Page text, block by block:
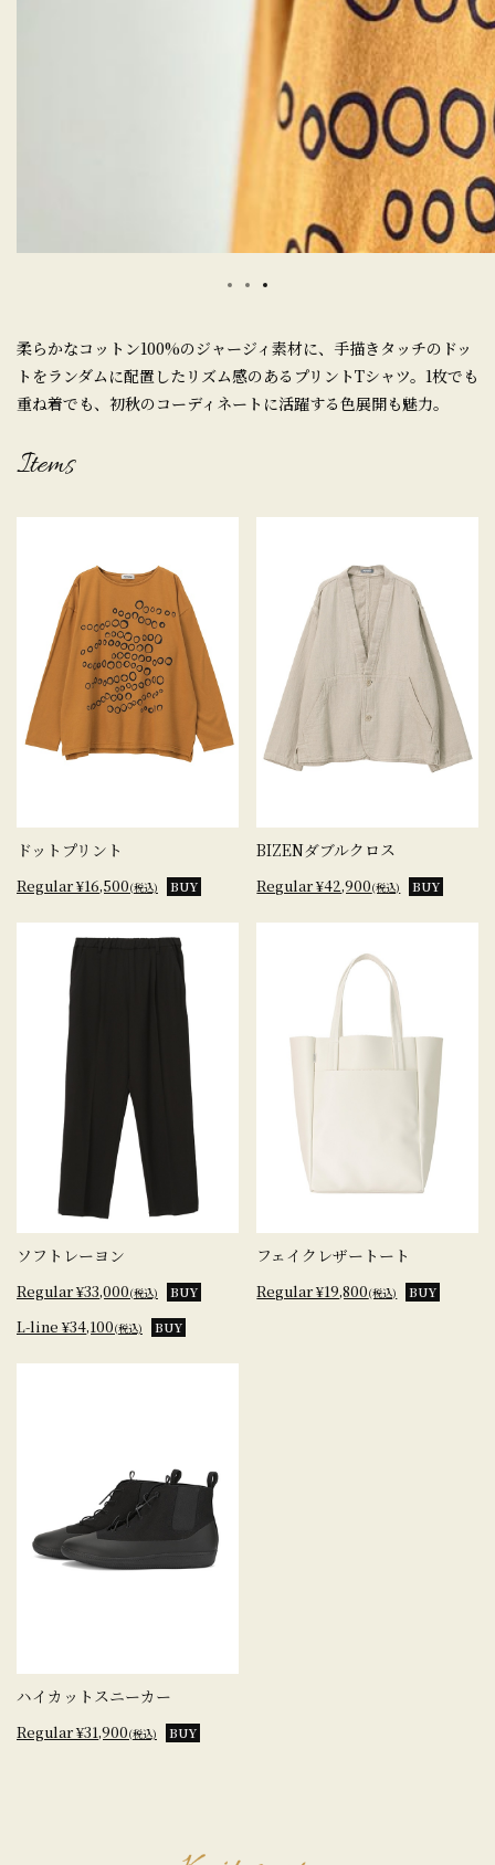
柔らかなコットン100%のジャージィ素材に、手描きタッチのドッ
トをランダムに配置したリズム感のあるプリントTシャツ。1枚でも
重ね着でも、初秋のコーディネートに活躍する色展開も魅力。
Items
ドットプリント
Regular ¥16,500(税込) BUY
BIZENダブルクロス
Regular ¥42,900(税込) BUY
ソフトレーヨン
Regular ¥33,000(税込) BUY
L-line ¥34,100(税込) BUY
フェイクレザートート
Regular ¥19,800(税込) BUY
ハイカットスニーカー
Regular ¥31,900(税込) BUY